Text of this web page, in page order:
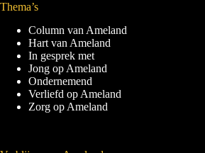
Thema’s
Column van Ameland
Hart van Ameland
In gesprek met
Jong op Ameland
Ondernemend
Verliefd op Ameland
Zorg op Ameland